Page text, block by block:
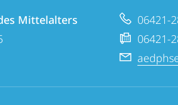
Mittelalters
06421-
06421-